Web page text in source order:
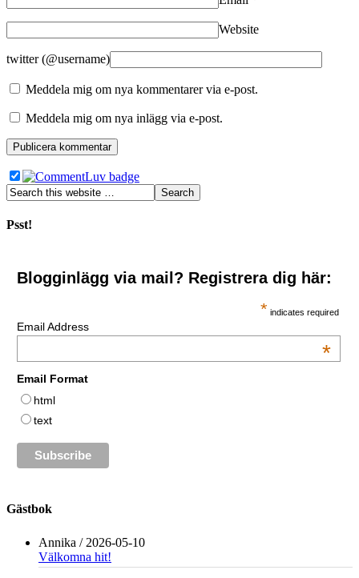
Website
twitter (@username)
Meddela mig om nya kommentarer via e-post.
Meddela mig om nya inlägg via e-post.
Psst!
Blogginlägg via mail? Registrera dig här:
* indicates required
Email Address
*
Email Format
html
text
Gästbok
Annika / 2026-05-10
Välkomna hit!